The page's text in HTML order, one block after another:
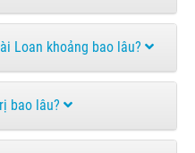
Loan khoảng bao lâu?
bao lâu?